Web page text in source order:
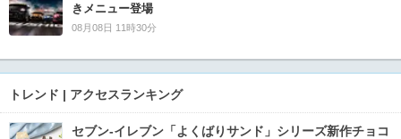
きメニュー登場
08月08日 11時30分
トレンド | アクセスランキング
セブン‐イレブン「よくばりサンド」シリーズ新作チョコ